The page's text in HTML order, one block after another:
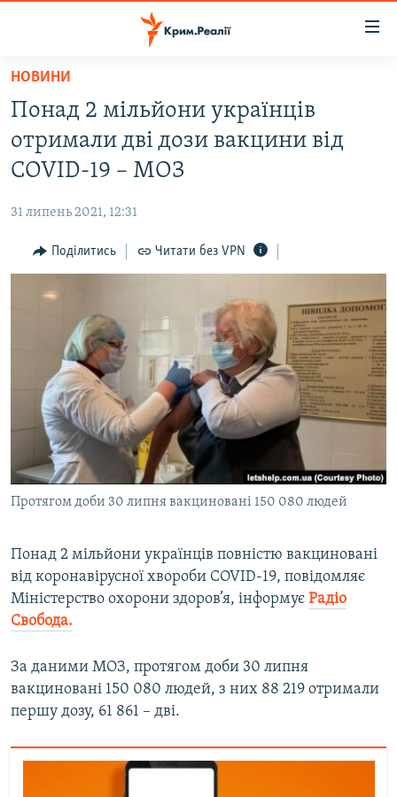
Перейти
основного
матеріалу
Перейти
до
основної
Перейти
до
пошуку
ВОДА.КРИМ
ВІДЕО ТА ФОТО
БЛОГИ
ПОГЛЯД
ВСЕ ЗА ДЕНЬ
СПЕЦПРОЕКТИ
ДЕПОРТАЦІЯ
ВІДЕОУРОКИ «ELIFBE»
СВІДЧЕННЯ ОКУПАЦІЇ
УКРАЇНСЬКА ПРОБЛЕМА КРИМУ
ІНФОГРАФІКА
ЯК ОБІЙТИ БЛОКУВАННЯ
Русский
Qırımtatar
ДОЛУЧАЙСЯ!
Усі сайти RFE/RL
НОВИНИ
Понад 2 мільйони українців
отримали дві дози вакцини від
COVID-19 – МОЗ
31 липень 2021, 12:31
Поділитись Читати без VPN
Протягом доби 30 липня вакциновані 150 080 людей
Понад 2 мільйони українців повністю вакциновані
від коронавірусної хвороби COVID-19, повідомляє
Міністерство охорони здоров’я, інформує Радіо
Свобода.
За даними МОЗ, протягом доби 30 липня
вакциновані 150 080 людей, з них 88 219 отримали
першу дозу, 61 861 – дві.